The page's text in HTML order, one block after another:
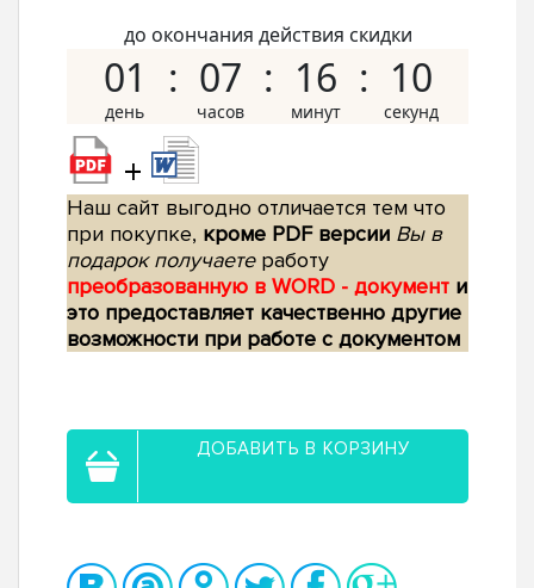
до окончания действия скидки
01 07 16 09
+
Наш сайт выгодно отличается тем что
при покупке, кроме PDF версии Вы в
подарок получаетеработу
преобразованную в WORD - документ и
это предоставляет качественно другие
возможности при работе с документом
ДОБАВИТЬ В КОРЗИНУ